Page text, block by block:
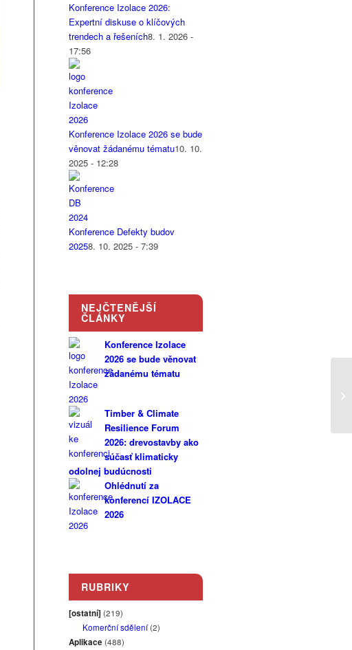
Konference Izolace 2026:
Expertní diskuse o klíčových
trendech a řešeních8. 1. 2026 -
17:56
Konference Izolace 2026 se bude
věnovat žádanému tématu10. 10.
2025 - 12:28
Konference Defekty budov
20258. 10. 2025 - 7:39
NEJČTENĚJŠÍ
ČLÁNKY
Konference Izolace
2026 se bude věnovat
žádanému tématu
Timber & Climate
Resilience Forum
2026: drevostavby ako
súčasť klimaticky
odolnej budúcnosti
Ohlédnutí za
konferencí IZOLACE
2026
RUBRIKY
[ostatní] (219)
Komerční sdělení(2)
Aplikace (488)